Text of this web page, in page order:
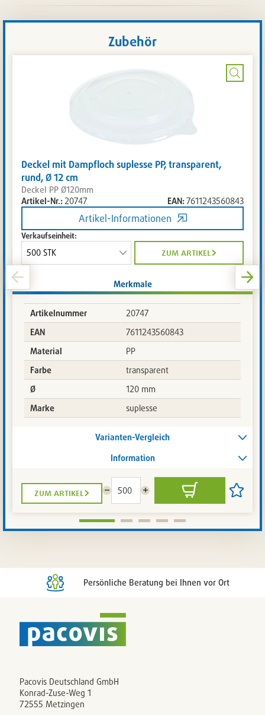
Zubehör
Bild
Deckel mit Dampfloch suplesse PP, transparent,
rund, Ø 12 cm
Deckel PP Ø120mm
Artikel-Nr.: 20747 EAN:7611243560843
Artikel-Informationen
Verkaufseinheit:
zum artikel
Merkmale
Artikelnummer
20747
EAN
7611243560843
Material
PP
Farbe
transparent
Ø
120 mm
Marke
suplesse
Varianten-Vergleich
Information
zum artikel
Menge
reduzieren
Menge
erhöhen
In
den
Artikel
setzen
Persönliche Beratung bei Ihnen vor Ort
Pacovis Deutschland GmbH
Konrad-Zuse-Weg 1
72555 Metzingen